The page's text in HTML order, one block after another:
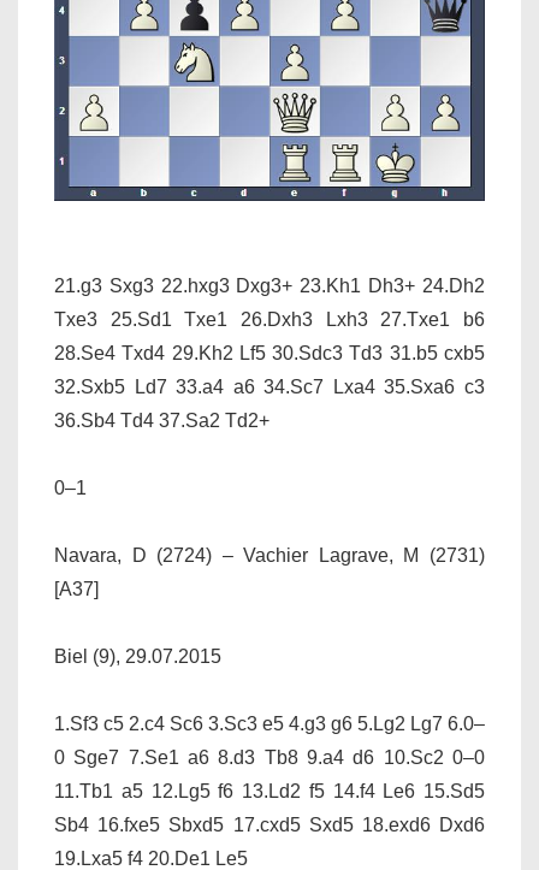
21.g3 Sxg3 22.hxg3 Dxg3+ 23.Kh1 Dh3+ 24.Dh2
Txe3 25.Sd1 Txe1 26.Dxh3 Lxh3 27.Txe1 b6
28.Se4 Txd4 29.Kh2 Lf5 30.Sdc3 Td3 31.b5 cxb5
32.Sxb5 Ld7 33.a4 a6 34.Sc7 Lxa4 35.Sxa6 c3
36.Sb4 Td4 37.Sa2 Td2+
0–1
Navara, D (2724) – Vachier Lagrave, M (2731)
[A37]
Biel (9), 29.07.2015
1.Sf3 c5 2.c4 Sc6 3.Sc3 e5 4.g3 g6 5.Lg2 Lg7 6.0–
0 Sge7 7.Se1 a6 8.d3 Tb8 9.a4 d6 10.Sc2 0–0
11.Tb1 a5 12.Lg5 f6 13.Ld2 f5 14.f4 Le6 15.Sd5
Sb4 16.fxe5 Sbxd5 17.cxd5 Sxd5 18.exd6 Dxd6
19.Lxa5 f4 20.De1 Le5